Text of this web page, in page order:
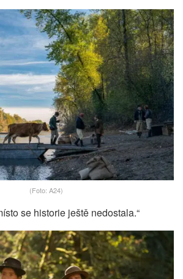
(Foto: A24)
se historie ještě nedostala.“